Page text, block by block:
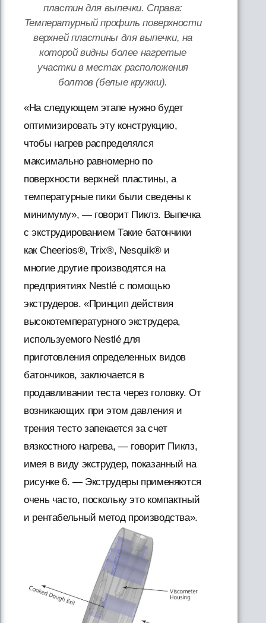
пластин для выпечки. Справа:
Температурный профиль поверхности
верхней пластины для выпечки, на
которой видны более нагретые
участки в местах расположения
болтов (белые кружки).
«На следующем этапе нужно будет
оптимизировать эту конструкцию,
чтобы нагрев распределялся
максимально равномерно по
поверхности верхней пластины, а
температурные пики были сведены к
минимуму», — говорит Пиклз. Выпечка
с экструдированием Такие батончики
как Cheerios®, Trix®, Nesquik® и
многие другие производятся на
предприятиях Nestlé с помощью
экструдеров. «Принцип действия
высокотемпературного экструдера,
используемого Nestlé для
приготовления определенных видов
батончиков, заключается в
продавливании теста через головку. От
возникающих при этом давления и
трения тесто запекается за счет
вязкостного нагрева, — говорит Пиклз,
имея в виду экструдер, показанный на
рисунке 6. — Экструдеры применяются
очень часто, поскольку это компактный
и рентабельный метод производства».